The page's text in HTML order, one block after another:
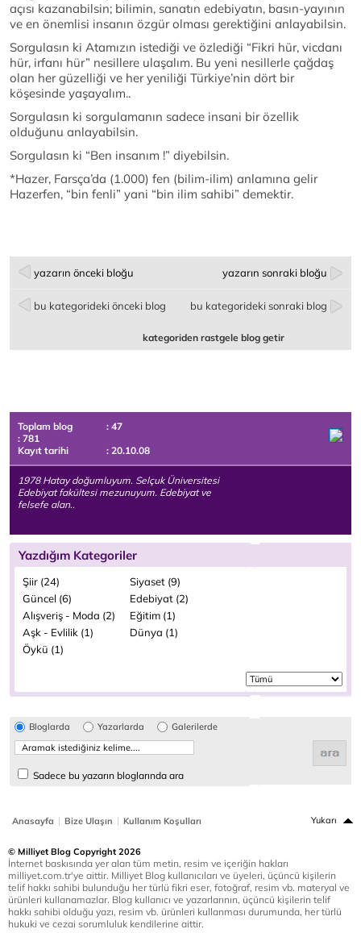
açısı kazanabilsin; bilimin, sanatın edebiyatın, basın-yayının
ve en önemlisi insanın özgür olması gerektiğini anlayabilsin.
Sorgulasın ki Atamızın istediği ve özlediği “Fikri hür, vicdanı
hür, irfanı hür” nesillere ulaşalım. Bu yeni nesillerle çağdaş
olan her güzelliği ve her yeniliği Türkiye’nin dört bir
köşesinde yaşayalım..
Sorgulasın ki sorgulamanın sadece insani bir özellik
olduğunu anlayabilsin.
Sorgulasın ki “Ben insanım !” diyebilsin.
*Hazer, Farsça’da (1.000) fen (bilim-ilim) anlamına gelir
Hazerfen, “bin fenli” yani “bin ilim sahibi” demektir.
yazarın önceki bloğu yazarın sonraki bloğu
bu kategorideki önceki blog bu kategorideki sonraki blog
kategoriden rastgele blog getir
Toplam blog
: 47
: 781
Kayıt tarihi
: 20.10.08
1978 Hatay doğumluyum. Selçuk Üniversitesi
Edebiyat fakültesi mezunuyum. Edebiyat ve
felsefe alan..
Yazdığım Kategoriler
Şiir (24)
Siyaset (9)
Güncel (6)
Edebiyat (2)
Alışveriş - Moda (2)
Eğitim (1)
Aşk - Evlilik (1)
Dünya (1)
Öykü (1)
Bloglarda Yazarlarda Galerilerde
Sadece bu yazarın bloglarında ara
Anasayfa | Bize Ulaşın | Kullanım Koşulları Yukarı
© Milliyet Blog Copyright 2026
İnternet baskısında yer alan tüm metin, resim ve içeriğin hakları
milliyet.com.tr'ye aittir. Milliyet Blog kullanıcıları ve üyeleri, üçüncü kişilerin
telif hakkı sahibi bulunduğu her türlü fikri eser, fotoğraf, resim vb. materyal ve
ürünleri kullanamazlar. Blog kullanıcı ve yazarlarının, üçüncü kişilerin telif
hakkı sahibi olduğu yazı, resim vb. ürünleri kullanması durumunda, her türlü
hukuki ve cezai sorumluluk kendilerine aittir.